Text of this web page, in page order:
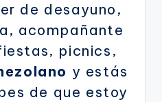
de desayuno,
acompañante
picnics,
y estás
de que estoy